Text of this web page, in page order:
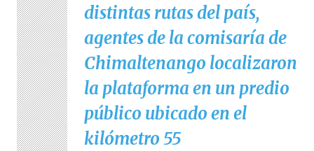
distintas rutas del país,
agentes de la comisaría de
Chimaltenango localizaron
la plataforma en un predio
público ubicado en el
kilómetro 55